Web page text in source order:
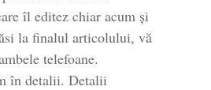
îl editez chiar acum și
la finalul articolului, vă
telefoane.
în detalii. Detalii